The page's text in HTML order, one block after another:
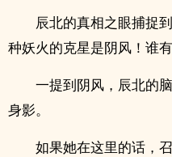
辰北的真相之眼捕捉
种妖火的克星是阴风！谁
一提到阴风，辰北的
身影。
如果她在这里的话，